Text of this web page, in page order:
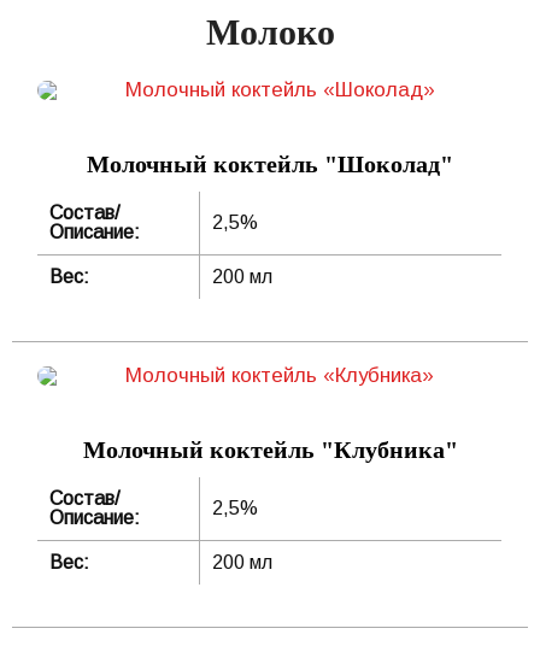
Молоко
Молочный коктейль "Шоколад"
Состав/
Описание:
2,5%
Вес: 200 мл
Молочный коктейль "Клубника"
Состав/
Описание:
2,5%
Вес: 200 мл